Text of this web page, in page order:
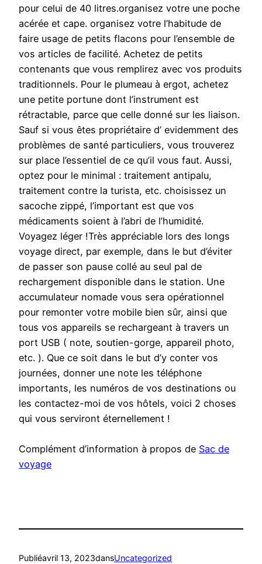
pour celui de 40 litres.organisez votre une poche
acérée et cape. organisez votre l’habitude de
faire usage de petits flacons pour l’ensemble de
vos articles de facilité. Achetez de petits
contenants que vous remplirez avec vos produits
traditionnels. Pour le plumeau à ergot, achetez
une petite portune dont l’instrument est
rétractable, parce que celle donné sur les liaison.
Sauf si vous êtes propriétaire d’ evidemment des
problèmes de santé particuliers, vous trouverez
sur place l’essentiel de ce qu’il vous faut. Aussi,
optez pour le minimal : traitement antipalu,
traitement contre la turista, etc. choisissez un
sacoche zippé, l’important est que vos
médicaments soient à l’abri de l’humidité.
Voyagez léger !Très appréciable lors des longs
voyage direct, par exemple, dans le but d’éviter
de passer son pause collé au seul pal de
rechargement disponible dans le station. Une
accumulateur nomade vous sera opérationnel
pour remonter votre mobile bien sûr, ainsi que
tous vos appareils se rechargeant à travers un
port USB ( note, soutien-gorge, appareil photo,
etc. ). Que ce soit dans le but d’y conter vos
journées, donner une note les téléphone
importants, les numéros de vos destinations ou
les contactez-moi de vos hôtels, voici 2 choses
qui vous serviront éternellement !
Complément d’information à propos de Sac de
voyage
Publiéavril 13, 2023dansUncategorized